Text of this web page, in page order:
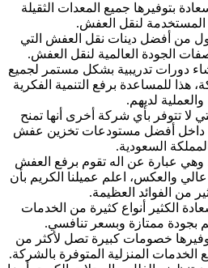
بتوفيرها جميع المعدات الثقيلة
المستخدمة لنقل العفش.
من أفضل دينات نقل العفش التي
الجودة العالمية لنقل العفش.
دورات تدريبية بشكل مستمر لجميع
هذا للمساعدة برفع التنمية الفكرية
والعملية لديهم.
لا تتوفر بأي شركة أخرى أنها تمنح
داخل أفضل مستودعات تخزين عفش
السعودية.
وهي عبارة عن اله تقوم برفع العفش
والعكس، اعلم عميلنا الكريم بأن
من الفوائد العظيمة.
الكثير أنواع كثيرة من الخدمات
بجودة ممتازة وبسعر تنافسي.
خصومات كبيرة تصل لأكثر من
الخدمات المنزلية المتوفرة بالشركة.